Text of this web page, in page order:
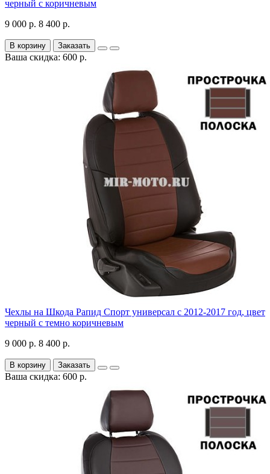
черный с коричневым
9 000 р. 8 400 р.
В корзину Заказать
Ваша скидка: 600 р.
Чехлы на Шкода Рапид Спорт универсал с 2012-2017 год, цвет
черный с темно коричневым
9 000 р. 8 400 р.
В корзину Заказать
Ваша скидка: 600 р.